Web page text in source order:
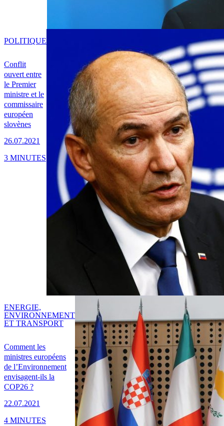
Conflit
ouvert entre
le Premier
ministre et le
commissaire
européen
slovènes
26.07.2021
POLITIQUE
3 MINUTES
Comment les
ministres européens
de l’Environnement
envisagent-ils la
COP26 ?
22.07.2021
ENERGIE,
ENVIRONNEMENT
ET TRANSPORT
4 MINUTES